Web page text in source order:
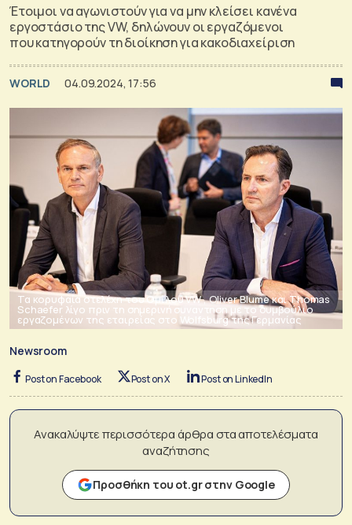
Έτοιμοι να αγωνιστούν για να μην κλείσει κανένα
εργοστάσιο της VW, δηλώνουν οι εργαζόμενοι
που κατηγορούν τη διοίκηση για κακοδιαχείριση
WORLD 04.09.2024, 17:56
Τα κορυφαία στελέχη του Ομίλου VW , Oliver Blume και Thomas
Schaefer λίγο πριν τη σημερινή συναντηση με το συμβούλιο
εργαζομένων της εταιρείας στο Wolfsburg της Γερμανίας
Newsroom
Post on Facebook Post on X Post on LinkedIn
Ανακαλύψτε περισσότερα άρθρα στα αποτελέσματα
αναζήτησης
Προσθήκη του ot.gr στην Google